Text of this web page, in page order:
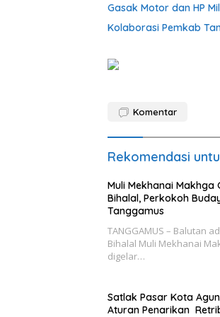
Gasak Motor dan HP
Kolaborasi Pemkab
Komentar
Rekomendasi
Muli Mekhanai Makhga
Bihalal, Perkokoh
Tanggamus
TANGGAMUS – Balutan
Bihalal Muli Mekhanai
digelar…
Satlak Pasar Kota
Aturan Penarikan